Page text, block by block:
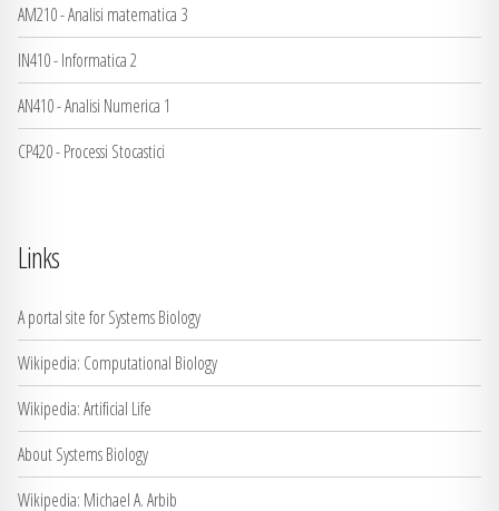
AM210 - Analisi matematica 3
IN410 - Informatica 2
AN410 - Analisi Numerica 1
CP420 - Processi Stocastici
Links
A portal site for Systems Biology
Wikipedia: Computational Biology
Wikipedia: Artificial Life
About Systems Biology
Wikipedia: Michael A. Arbib